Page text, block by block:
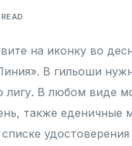
на иконку во
В гильоши
В любом виде
также еденичные